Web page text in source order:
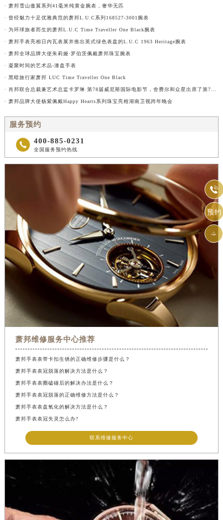
· 萧邦雪山傲翼系列41毫米纯黄金腕表，奢华无匹
· 曾经魅力十足优雅典范的萧邦L.U.C系列168527-3001腕表
· 为环球旅者而生的萧邦L.U.C Time Traveller One Black腕表
· 萧邦手表亮相日内瓦表展并推出英式绿色表盘的L.U.C 1963 Heritage腕表
· 萧邦全球品牌大使朱莉娅·罗伯茨佩戴萧邦珠宝腕表
· 凝聚时间的艺术品-漆盘手表
· 黑暗旅行家萧邦 LUC Time Traveller One Black
· 肖邦联合总裁兼艺术总监卡罗琳·第78届威尼斯国际电影节，舍费尔和众星出席了第78届威尼斯
· 萧邦品牌大使杨紫佩戴Happy Hearts系列珠宝亮相湖南卫视跨年晚会
服务预约
 400-885-0231
全国服务预约热线
萧邦维修服务中心推荐
萧邦手表表带卡扣生锈的正确维修步骤是什么？
萧邦手表表冠脱落的解决方法是什么？
萧邦手表表圈磕碰后的解决办法是什么？
萧邦手表表冠脱落的正确维修方法是什么？
萧邦手表表盘氧化的解决方法是什么？
萧邦手表表冠失灵怎么办?
联系维修服务中心

预约
